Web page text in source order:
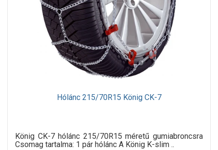
Hólánc 215/70R15 König CK-7
König CK-7 hólánc 215/70R15 méretű gumiabroncsra
Csomag tartalma: 1 pár hólánc A König K-slim ..